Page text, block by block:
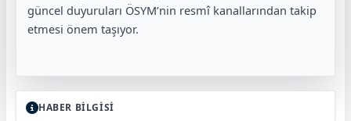
güncel duyuruları ÖSYM’nin resmî kanallarından takip
etmesi önem taşıyor.
HABER BİLGİSİ